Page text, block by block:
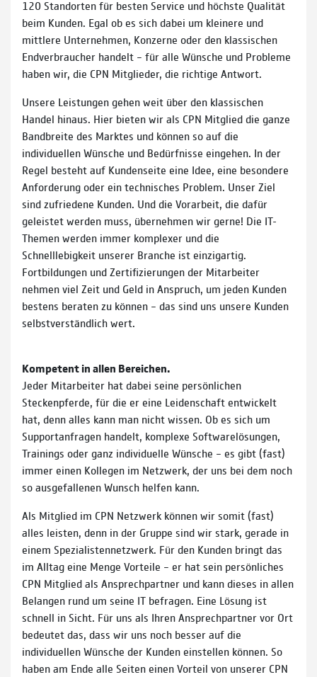
120 Standorten für besten Service und höchste Qualität
beim Kunden. Egal ob es sich dabei um kleinere und
mittlere Unternehmen, Konzerne oder den klassischen
Endverbraucher handelt – für alle Wünsche und Probleme
haben wir, die CPN Mitglieder, die richtige Antwort.
Unsere Leistungen gehen weit über den klassischen
Handel hinaus. Hier bieten wir als CPN Mitglied die ganze
Bandbreite des Marktes und können so auf die
individuellen Wünsche und Bedürfnisse eingehen. In der
Regel besteht auf Kundenseite eine Idee, eine besondere
Anforderung oder ein technisches Problem. Unser Ziel
sind zufriedene Kunden. Und die Vorarbeit, die dafür
geleistet werden muss, übernehmen wir gerne! Die IT-
Themen werden immer komplexer und die
Schnelllebigkeit unserer Branche ist einzigartig.
Fortbildungen und Zertifizierungen der Mitarbeiter
nehmen viel Zeit und Geld in Anspruch, um jeden Kunden
bestens beraten zu können – das sind uns unsere Kunden
selbstverständlich wert.
Kompetent in allen Bereichen.
Jeder Mitarbeiter hat dabei seine persönlichen
Steckenpferde, für die er eine Leidenschaft entwickelt
hat, denn alles kann man nicht wissen. Ob es sich um
Supportanfragen handelt, komplexe Softwarelösungen,
Trainings oder ganz individuelle Wünsche – es gibt (fast)
immer einen Kollegen im Netzwerk, der uns bei dem noch
so ausgefallenen Wunsch helfen kann.
Als Mitglied im CPN Netzwerk können wir somit (fast)
alles leisten, denn in der Gruppe sind wir stark, gerade in
einem Spezialistennetzwerk. Für den Kunden bringt das
im Alltag eine Menge Vorteile – er hat sein persönliches
CPN Mitglied als Ansprechpartner und kann dieses in allen
Belangen rund um seine IT befragen. Eine Lösung ist
schnell in Sicht. Für uns als Ihren Ansprechpartner vor Ort
bedeutet das, dass wir uns noch besser auf die
individuellen Wünsche der Kunden einstellen können. So
haben am Ende alle Seiten einen Vorteil von unserer CPN